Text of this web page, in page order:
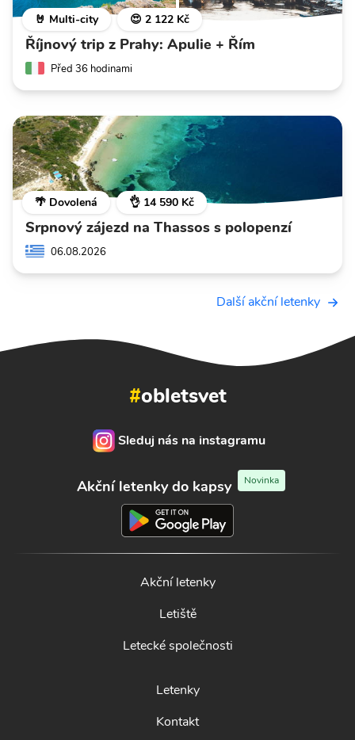
🤘 Multi-city 😍 2 122 Kč
Říjnový trip z Prahy: Apulie + Řím
Před 36 hodinami
🌴 Dovolená 👌 14 590 Kč
Srpnový zájezd na Thassos s polopenzí
06.08.2026
Další akční letenky
#obletsvet
Sleduj nás na instagramu
Akční letenky do kapsy Novinka
Akční letenky
Letiště
Letecké společnosti
Letenky
Kontakt